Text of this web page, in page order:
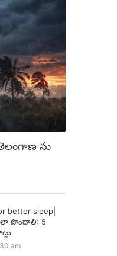
ను
better sleep|
పొందాలి: 5
am